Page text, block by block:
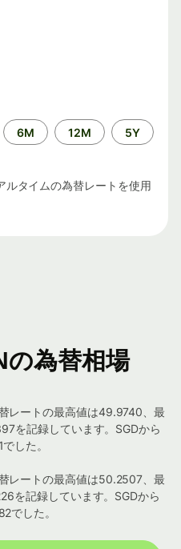
6M 12M 5Y
ルタイムの為替レートを使用
の為替相場
レートの最高値は49.9740、最
を記録しています。SGDから
した。
レートの最高値は50.2507、最
を記録しています。SGDから
でした。